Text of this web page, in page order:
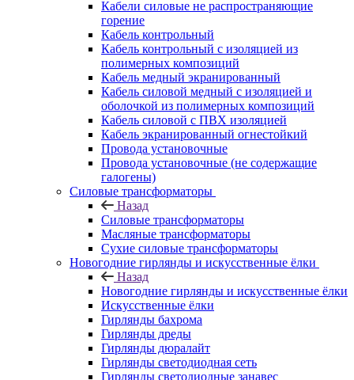
Кабели силовые не распространяющие
горение
Кабель контрольный
Кабель контрольный с изоляцией из
полимерных композиций
Кабель медный экранированный
Кабель силовой медный с изоляцией и
оболочкой из полимерных композиций
Кабель силовой с ПВХ изоляцией
Кабель экранированный огнестойкий
Провода установочные
Провода установочные (не содержащие
галогены)
Силовые трансформаторы
Назад
Силовые трансформаторы
Масляные трансформаторы
Сухие силовые трансформаторы
Новогодние гирлянды и искусственные ёлки
Назад
Новогодние гирлянды и искусственные ёлки
Искусственные ёлки
Гирлянды бахрома
Гирлянды дреды
Гирлянды дюралайт
Гирлянды светодиодная сеть
Гирлянды светодиодные занавес